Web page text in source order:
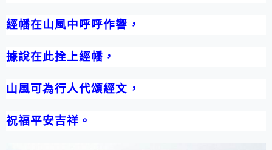
經幡在山風中呼呼作響，
據說在此拴上經幡，
山風可為行人代頌經文，
祝福平安吉祥。